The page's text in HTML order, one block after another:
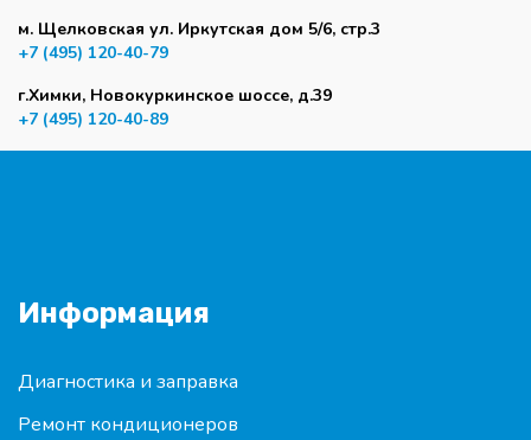
м. Щелковская ул. Иркутская дом 5/6, стр.3
+7 (495) 120-40-79
г.Химки, Новокуркинское шоссе, д.39
+7 (495) 120-40-89
Информация
Диагностика и заправка
Ремонт кондиционеров